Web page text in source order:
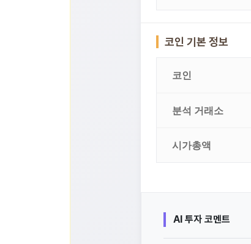
코인 기본 정보
코인
분석 거래소
시가총액
AI 투자 코멘트